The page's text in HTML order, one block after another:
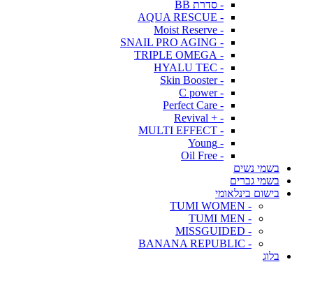
- סדרת BB
- AQUA RESCUE
- Moist Reserve
- SNAIL PRO AGING
- TRIPLE OMEGA
- HYALU TEC
- Skin Booster
- C power
- Perfect Care
- + Revival
- MULTI EFFECT
- Young
- Oil Free
בשמי נשים
בשמי גברים
בישום בינלאומי
- TUMI WOMEN
- TUMI MEN
- MISSGUIDED
- BANANA REPUBLIC
בלוג